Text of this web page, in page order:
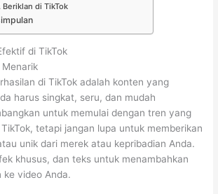
Beriklan di TikTok
di TikTok
di TikTok adalah konten yang
harus singkat, seru, dan mudah
untuk memulai dengan tren yang
tetapi jangan lupa untuk memberikan
unik dari merek atau kepribadian Anda.
khusus, dan teks untuk menambahkan
ke video Anda.